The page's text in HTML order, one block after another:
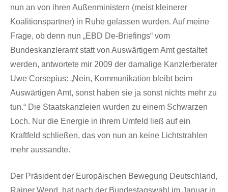
nun an von ihren Außenministern (meist kleinerer
Koalitionspartner) in Ruhe gelassen wurden. Auf meine
Frage, ob denn nun „EBD De-Briefings“ vom
Bundeskanzleramt statt von Auswärtigem Amt gestaltet
werden, antwortete mir 2009 der damalige Kanzlerberater
Uwe Corsepius: „Nein, Kommunikation bleibt beim
Auswärtigen Amt, sonst haben sie ja sonst nichts mehr zu
tun.“ Die Staatskanzleien wurden zu einem Schwarzen
Loch. Nur die Energie in ihrem Umfeld ließ auf ein
Kraftfeld schließen, das von nun an keine Lichtstrahlen
mehr aussandte.
Der Präsident der Europäischen Bewegung Deutschland,
Rainer Wend, hat nach der Bundestagswahl im Januar in